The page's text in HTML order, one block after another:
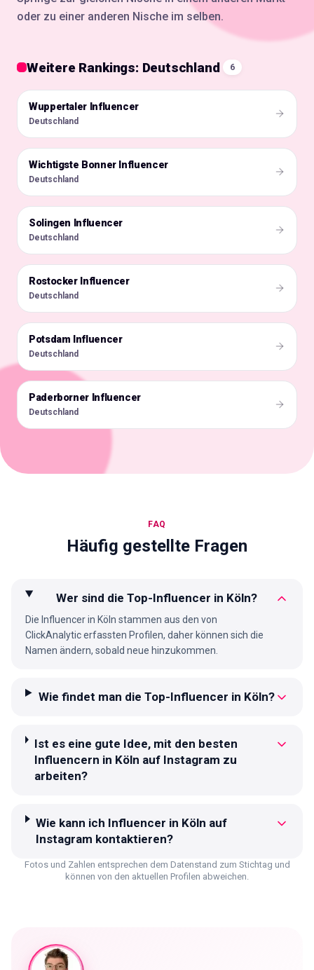
oder zu einer anderen Nische im selben.
Weitere Rankings: Deutschland 6
🇩🇪
Wuppertaler Influencer
Deutschland
🇩🇪
Wichtigste Bonner Influencer
Deutschland
🇩🇪
Solingen Influencer
Deutschland
🇩🇪
Rostocker Influencer
Deutschland
🇩🇪
Potsdam Influencer
Deutschland
🇩🇪
Paderborner Influencer
Deutschland
FAQ
Häufig gestellte Fragen
Wer sind die Top-Influencer in Köln?
Die Influencer in Köln stammen aus den von
ClickAnalytic erfassten Profilen, daher können sich die
Namen ändern, sobald neue hinzukommen.
Wie findet man die Top-Influencer in Köln?
Ist es eine gute Idee, mit den besten
Influencern in Köln auf Instagram zu
arbeiten?
Wie kann ich Influencer in Köln auf
Instagram kontaktieren?
Fotos und Zahlen entsprechen dem Datenstand zum Stichtag und
können von den aktuellen Profilen abweichen.